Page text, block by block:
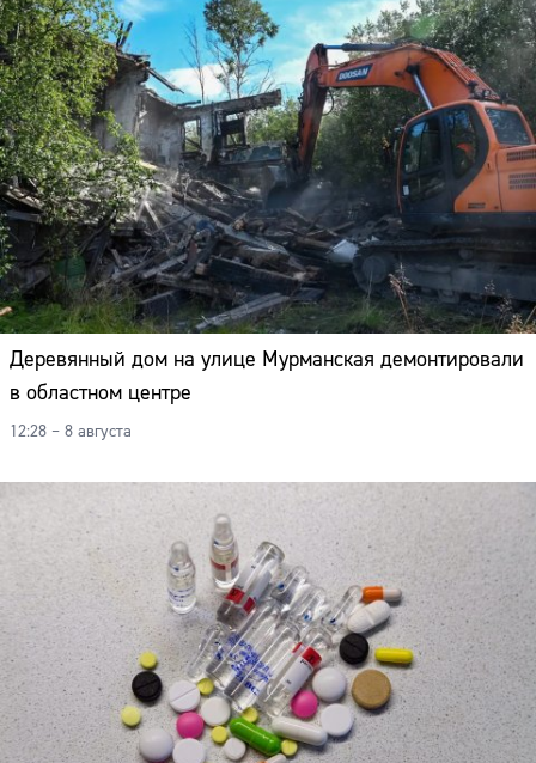
Деревянный дом на улице Мурманская демонтировали
в областном центре
12:28 – 8 августа